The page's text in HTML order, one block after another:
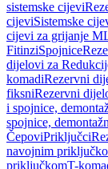
sistemske cijevi
cijeviSistemske
cijevi za grijanje
FitinziSpojnice
dijelovi za
komadiRezervni
fiksniRezervni
i spojnice,
spojnice,
ČepoviPriključci
navojnim
priključkomT-